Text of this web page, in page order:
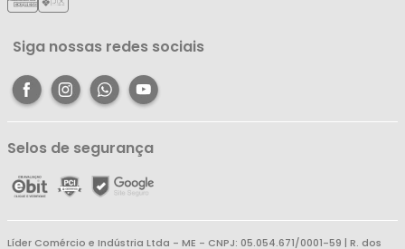
Central de Atendimento
Siga nossas redes sociais
Selos de segurança
Líder Comércio e Indústria Ltda - ME - CNPJ: 05.054.671/0001-59 | R. dos